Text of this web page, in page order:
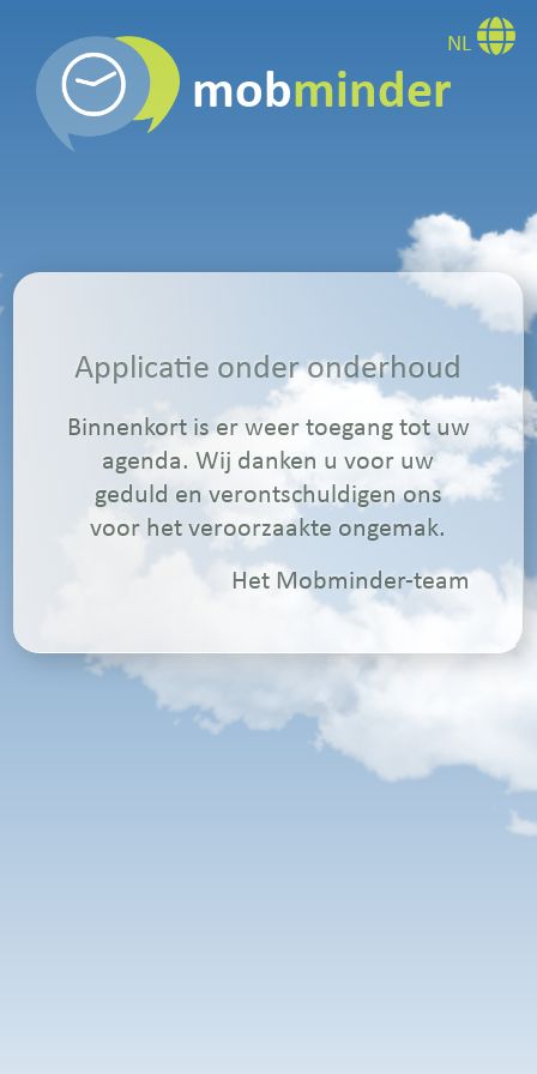
NL
mobminder
Applicatie onder onderhoud
Binnenkort is er weer toegang tot uw
agenda. Wij danken u voor uw
geduld en verontschuldigen ons
voor het veroorzaakte ongemak.
Het Mobminder-team